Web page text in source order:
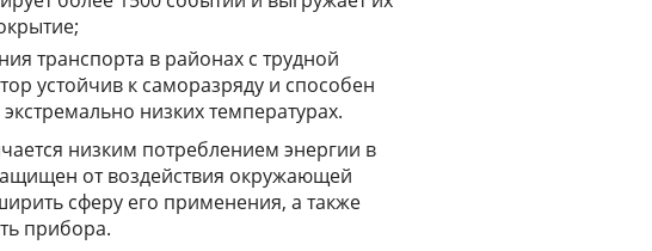
транспорта в районах с трудной
устойчив к саморазряду и способен
низких температурах.
низким потреблением энергии в
от воздействия окружающей
сферу его применения, а также
прибора.